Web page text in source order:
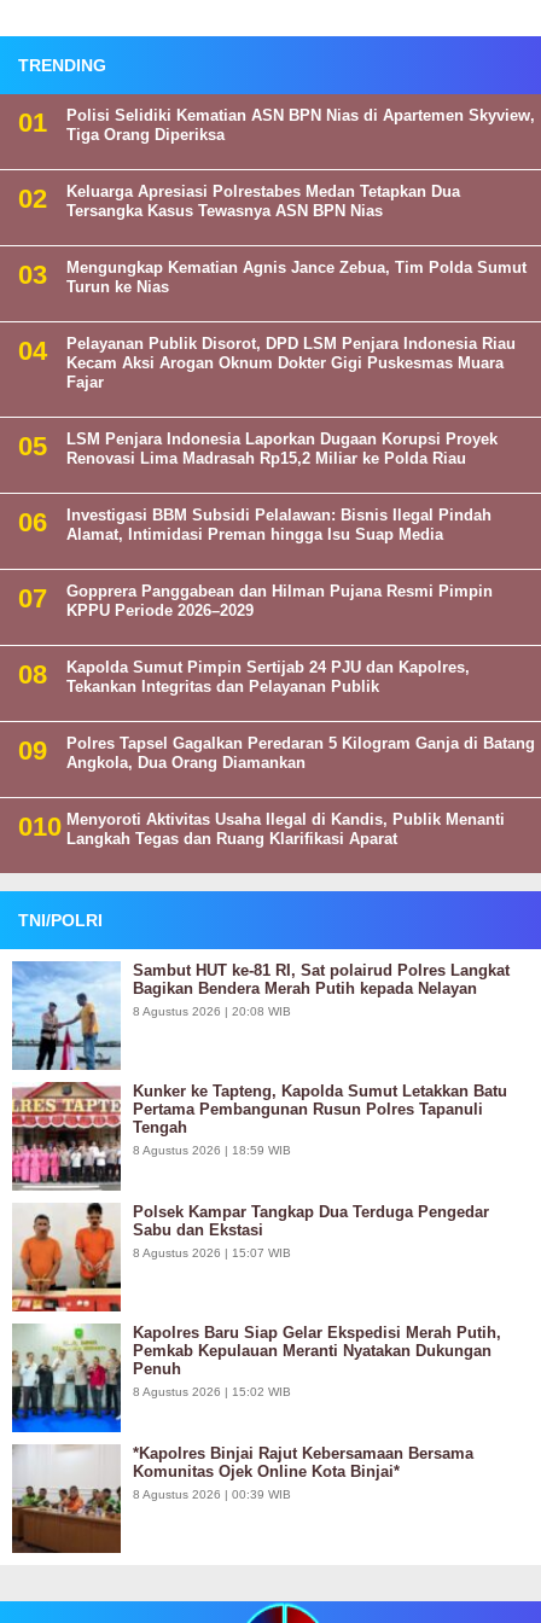
TRENDING
Polisi Selidiki Kematian ASN BPN Nias di Apartemen Skyview,
Tiga Orang Diperiksa
Keluarga Apresiasi Polrestabes Medan Tetapkan Dua
Tersangka Kasus Tewasnya ASN BPN Nias
Mengungkap Kematian Agnis Jance Zebua, Tim Polda Sumut
Turun ke Nias
Pelayanan Publik Disorot, DPD LSM Penjara Indonesia Riau
Kecam Aksi Arogan Oknum Dokter Gigi Puskesmas Muara
Fajar
LSM Penjara Indonesia Laporkan Dugaan Korupsi Proyek
Renovasi Lima Madrasah Rp15,2 Miliar ke Polda Riau
Investigasi BBM Subsidi Pelalawan: Bisnis Ilegal Pindah
Alamat, Intimidasi Preman hingga Isu Suap Media
Gopprera Panggabean dan Hilman Pujana Resmi Pimpin
KPPU Periode 2026–2029
Kapolda Sumut Pimpin Sertijab 24 PJU dan Kapolres,
Tekankan Integritas dan Pelayanan Publik
Polres Tapsel Gagalkan Peredaran 5 Kilogram Ganja di Batang
Angkola, Dua Orang Diamankan
Menyoroti Aktivitas Usaha Ilegal di Kandis, Publik Menanti
Langkah Tegas dan Ruang Klarifikasi Aparat
TNI/POLRI
Sambut HUT ke-81 RI, Sat polairud Polres Langkat
Bagikan Bendera Merah Putih kepada Nelayan
8 Agustus 2026 | 20:08 WIB
Kunker ke Tapteng, Kapolda Sumut Letakkan Batu
Pertama Pembangunan Rusun Polres Tapanuli
Tengah
8 Agustus 2026 | 18:59 WIB
Polsek Kampar Tangkap Dua Terduga Pengedar
Sabu dan Ekstasi
8 Agustus 2026 | 15:07 WIB
Kapolres Baru Siap Gelar Ekspedisi Merah Putih,
Pemkab Kepulauan Meranti Nyatakan Dukungan
Penuh
8 Agustus 2026 | 15:02 WIB
*Kapolres Binjai Rajut Kebersamaan Bersama
Komunitas Ojek Online Kota Binjai*
8 Agustus 2026 | 00:39 WIB